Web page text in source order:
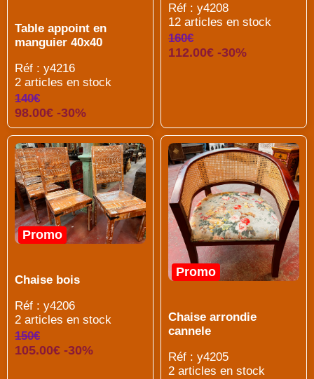
Table appoint en
manguier 40x40
Réf : y4216
2 articles en stock
140€
98.00€ -30%
Réf : y4208
12 articles en stock
160€
112.00€ -30%
Promo
Chaise bois
Réf : y4206
2 articles en stock
150€
105.00€ -30%
Promo
Chaise arrondie
cannele
Réf : y4205
2 articles en stock